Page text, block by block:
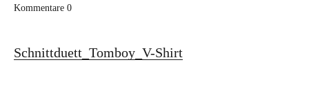
Kommentare 0
Schnittduett_Tomboy_V-Shirt